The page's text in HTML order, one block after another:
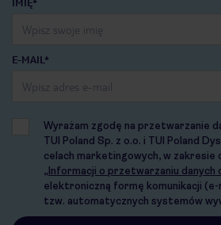
E-MAIL*
Wyrażam zgodę na przetwarzanie
TUI Poland Sp. z o.o. i TUI Poland
celach marketingowych, w zakresie
„Informacji o przetwarzaniu danych
elektroniczną formę komunikacji (e-
tzw. automatycznych systemów